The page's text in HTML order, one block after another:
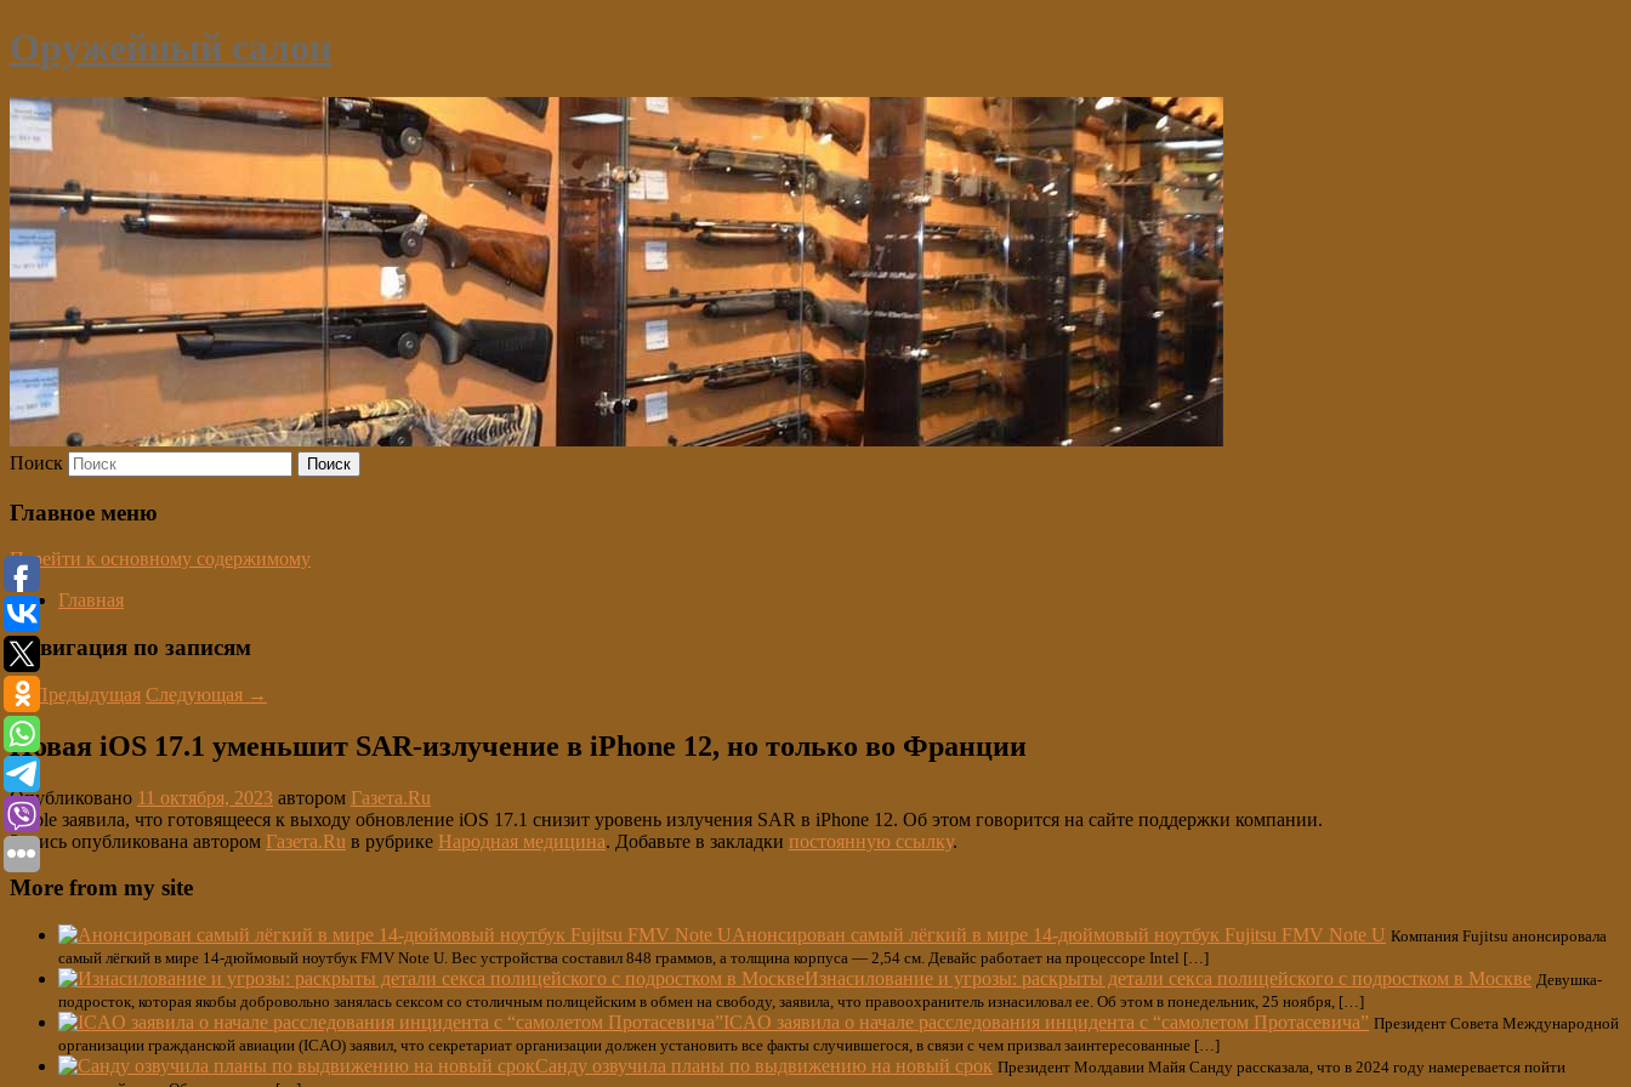
Оружейный салон
Поиск
Главное меню
Перейти к основному содержимому
Главная
Навигация по записям
←Предыдущая Следующая →
Новая iOS 17.1 уменьшит SAR-излучение в iPhone 12, но только во Франции
Опубликовано 11 октября, 2023 автором Газета.Ru
Apple заявила, что готовящееся к выходу обновление iOS 17.1 снизит уровень излучения SAR в iPhone 12. Об этом говорится на сайте поддержки компании.
Запись опубликована автором Газета.Ru в рубрике Народная медицина. Добавьте в закладки постоянную ссылку.
More from my site
Анонсирован самый лёгкий в мире 14-дюймовый ноутбук Fujitsu FMV Note U Компания Fujitsu анонсировала
самый лёгкий в мире 14-дюймовый ноутбук FMV Note U. Вес устройства составил 848 граммов, а толщина корпуса — 2,54 см. Девайс работает на процессоре Intel […]
Изнасилование и угрозы: раскрыты детали секса полицейского с подростком в Москве Девушка-
подросток, которая якобы добровольно занялась сексом со столичным полицейским в обмен на свободу, заявила, что правоохранитель изнасиловал ее. Об этом в понедельник, 25 ноября, […]
ICAO заявила о начале расследования инцидента с “самолетом Протасевича” Президент Совета Международной
организации гражданской авиации (ICAO) заявил, что секретариат организации должен установить все факты случившегося, в связи с чем призвал заинтересованные […]
Санду озвучила планы по выдвижению на новый срок Президент Молдавии Майя Санду рассказала, что в 2024 году намеревается пойти